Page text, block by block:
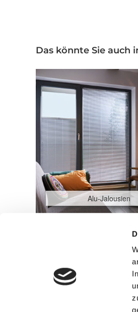
Das könnte Sie auch
Alu-Jalousien